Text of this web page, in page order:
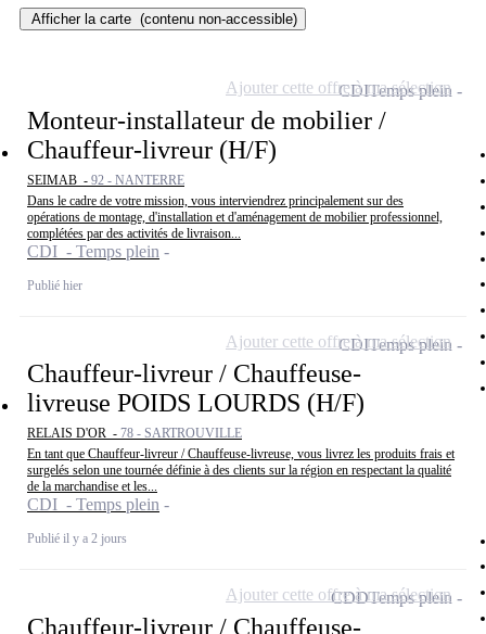
Afficher la carte (contenu non-accessible)
Monteur-installateur de mobilier /
Chauffeur-livreur (H/F)
SEIMAB - 92 - NANTERRE
Dans le cadre de votre mission, vous interviendrez principalement sur des
opérations de montage, d'installation et d'aménagement de mobilier professionnel,
complétées par des activités de livraison...
CDI - Temps plein
Publié hier
CDITemps plein
Ajouter cette offre à ma sélection
Chauffeur-livreur / Chauffeuse-
livreuse POIDS LOURDS (H/F)
RELAIS D'OR - 78 - SARTROUVILLE
En tant que Chauffeur-livreur / Chauffeuse-livreuse, vous livrez les produits frais et
surgelés selon une tournée définie à des clients sur la région en respectant la qualité
de la marchandise et les...
CDI - Temps plein
Publié il y a 2 jours
CDITemps plein
Ajouter cette offre à ma sélection
Chauffeur-livreur / Chauffeuse-
CDDTemps plein
Ajouter cette offre à ma sélection